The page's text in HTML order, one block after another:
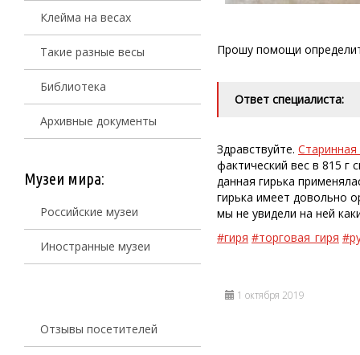
Клейма на весах
Такие разные весы
Библиотека
Архивные документы
Музеи мира:
Российские музеи
Иностранные музеи
Отзывы посетителей
Прошу помощи
Ответ специалиста:
Здравствуйте. Старинная
фактический вес в 815 г
данная гирька
гирька имеет довольно
мы не увидели на ней
#гиря #торговая_гиря
1 октября 2019